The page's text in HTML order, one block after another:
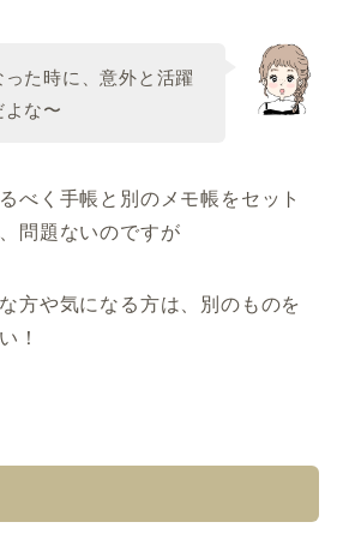
た時に、意外と活躍
な〜
べく手帳と別のメモ帳をセット
問題ないのですが
方や気になる方は、別のものを
！